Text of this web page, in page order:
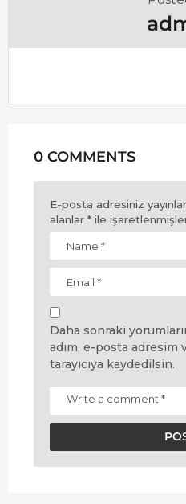
0 COMMENTS
E-posta adresiniz
alanlar * ile
Daha sonraki
adım, e-posta adresim
tarayıcıya kaydedilsin.